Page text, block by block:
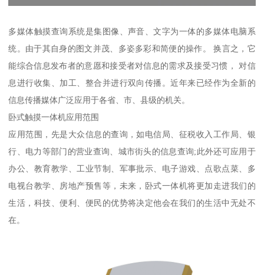
多媒体触摸查询系统是集图像、声音、文字为一体的多媒体电脑系
统。由于其自身的图文并茂、多姿多彩和简便的操作。 换言之，它
能综合信息发布者的意愿和接受者对信息的需求及接受习惯， 对信
息进行收集、加工、整合并进行双向传播。近年来已经作为全新的
信息传播媒体广泛应用于各省、市、县级的机关。
卧式触摸一体机应用范围
应用范围，先是大众信息的查询，如电信局、征税收入工作局、银
行、电力等部门的营业查询、城市街头的信息查询;此外还可应用于
办公、教育教学、工业节制、军事批示、电子游戏、点歌点菜、多
电视台教学、房地产预售等，未来，卧式一体机将更加走进我们的
生活，科技、便利、便民的优势将决定他会在我们的生活中无处不
在。